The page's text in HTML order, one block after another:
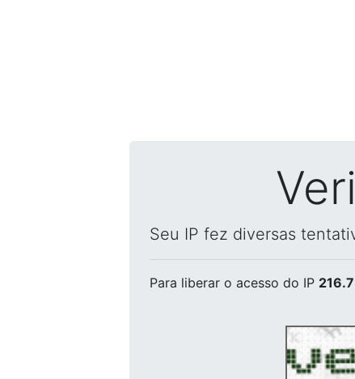
Seu IP fez diversas
Para liberar o acesso do IP